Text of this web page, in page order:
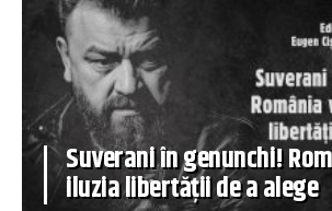
Suverani în genunchi!
iluzia libertății de a alege